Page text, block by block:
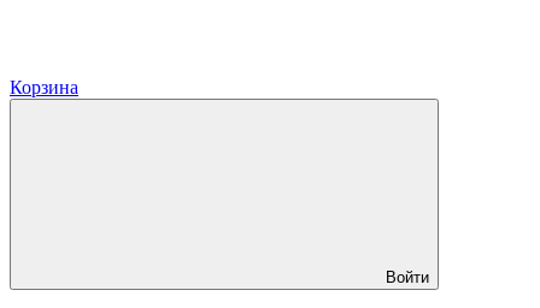
Корзина
Войти